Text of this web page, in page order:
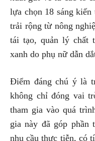
lựa chọn 18 sáng
trải rộng từ nông
tái tạo, quản lý chất
xanh do phụ nữ dẫn
Điểm đáng chú ý là
không chỉ đóng vai
tham gia vào quá
gia này đã góp phần
nhu cầu thực tiễn, có